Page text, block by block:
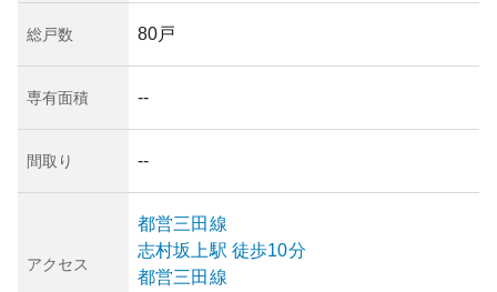
総戸数 80戸
専有面積 --
間取り --
アクセス
都営三田線
志村坂上駅 徒歩10分
都営三田線